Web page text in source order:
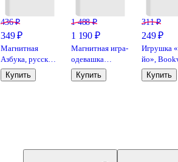
436 ₽
349 ₽
Магнитная
Азбука, русский
алфавит 2 листа,
Дрофа-Медиа
Купить
1 488 ₽
1 190 ₽
Магнитная игра-
одевашка
«Времена года»
1 кукла, 36
Купить
311 ₽
249 ₽
Игрушка
йо»,
Купить